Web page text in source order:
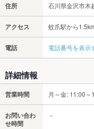
住所 石川県金沢市木
アクセス 蚊爪駅から
電話 電話番号を表示
詳細情報
営業時間 月～金: 11:00～
お問い合わ
せ時間
－